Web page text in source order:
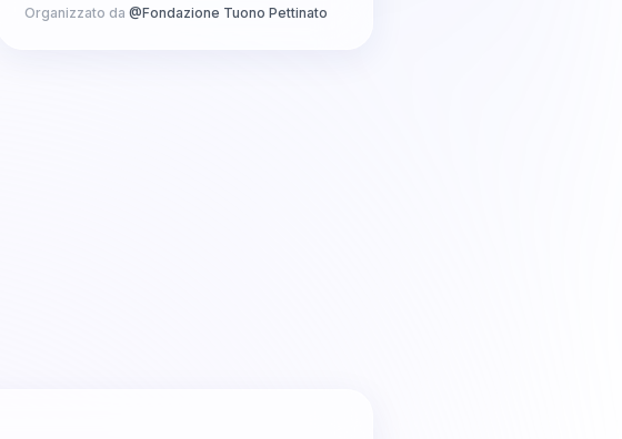
Organizzato da @Fondazione Tuono Pettinato